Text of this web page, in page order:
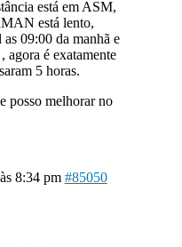
está em ASM,
está lento,
09:00 da manhã e
agora é exatamente
5 horas.
posso melhorar no
8:34 pm #85050